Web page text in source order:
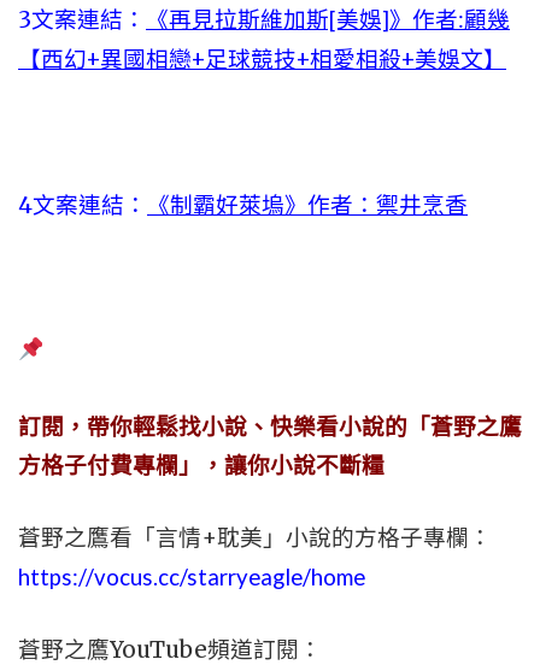
3文案連結：
《再見拉斯維加斯[美娛]》作者:顧幾
【西幻+異國相戀+足球競技+相愛相殺+美娛文】
4文案連結： 《制霸好萊塢》作者：禦井烹香
訂閱，帶你輕鬆找小說、快樂看小說的「蒼野之鷹
方格子付費專欄」，讓你小說不斷糧
蒼野之鷹看「言情+耽美」小說的方格子專欄：
https://vocus.cc/starryeagle/home
蒼野之鷹YouTube頻道訂閱：